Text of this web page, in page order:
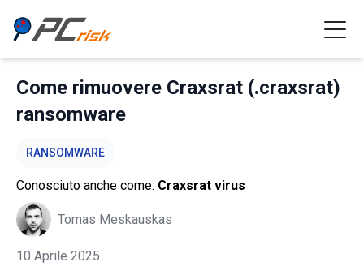
Come rimuovere Craxsrat (.craxsrat)
ransomware
RANSOMWARE
Conosciuto anche come: Craxsrat virus
Tomas Meskauskas
10 Aprile 2025